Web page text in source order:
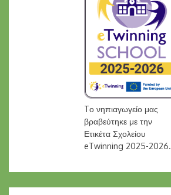
Tο νηπιαγωγείο μας
βραβεύτηκε με την
Ετικέτα Σχολείου
eTwinning 2025-2026.